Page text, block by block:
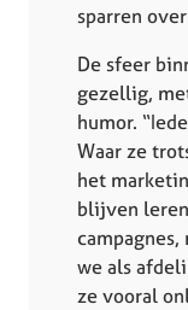
sparren
De sfeer
gezellig,
humor.
Waar ze
het
blijven
we als
ze vooral